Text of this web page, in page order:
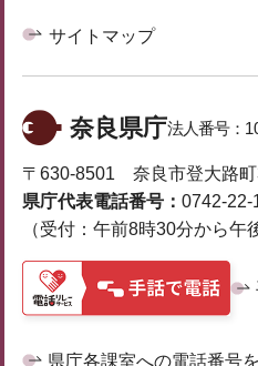
サイトマップ
奈良県庁法人番号：
〒630-8501 奈良市登大路
県庁代表電話番号： 0742-22-
（受付：午前8時30分から午
県庁各課室への電話番号